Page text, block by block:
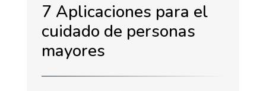
7 Aplicaciones para el
cuidado de personas
mayores